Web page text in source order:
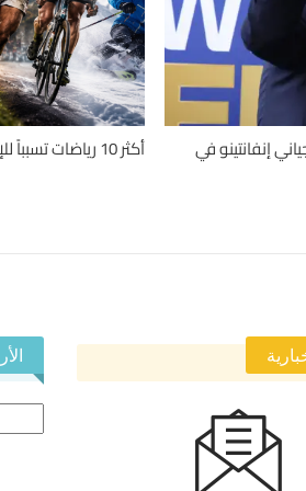
إنفانتينو في أكثر 10 رياضات تسبباً للإصابات حول العالم